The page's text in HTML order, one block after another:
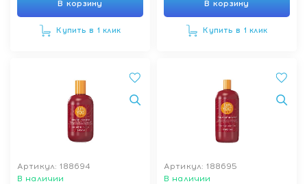
В корзину
Купить в 1 клик
В корзину
Купить в 1 клик
Артикул: 188694
В наличии
Артикул: 188695
В наличии